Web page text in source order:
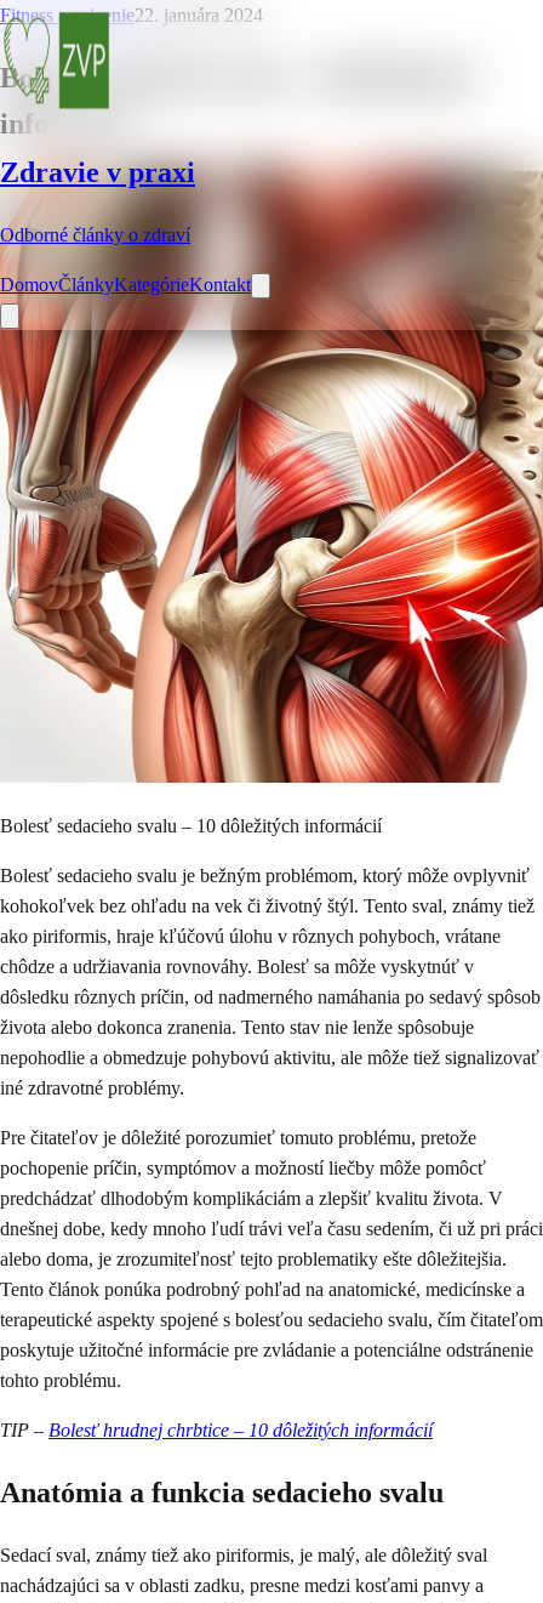
Zdravie v praxi
Odborné články o zdraví
DomovČlánkyKategórieKontakt
Fitness a cvicenie22. januára 2024
Bolesť sedacieho svalu – 10 dôležitých
informácií
Bolesť sedacieho svalu – 10 dôležitých informácií
Bolesť sedacieho svalu je bežným problémom, ktorý môže ovplyvniť
kohokoľvek bez ohľadu na vek či životný štýl. Tento sval, známy tiež
ako piriformis, hraje kľúčovú úlohu v rôznych pohyboch, vrátane
chôdze a udržiavania rovnováhy. Bolesť sa môže vyskytnúť v
dôsledku rôznych príčin, od nadmerného namáhania po sedavý spôsob
života alebo dokonca zranenia. Tento stav nie lenže spôsobuje
nepohodlie a obmedzuje pohybovú aktivitu, ale môže tiež signalizovať
iné zdravotné problémy.
Pre čitateľov je dôležité porozumieť tomuto problému, pretože
pochopenie príčin, symptómov a možností liečby môže pomôcť
predchádzať dlhodobým komplikáciám a zlepšiť kvalitu života. V
dnešnej dobe, kedy mnoho ľudí trávi veľa času sedením, či už pri práci
alebo doma, je zrozumiteľnosť tejto problematiky ešte dôležitejšia.
Tento článok ponúka podrobný pohľad na anatomické, medicínske a
terapeutické aspekty spojené s bolesťou sedacieho svalu, čím čitateľom
poskytuje užitočné informácie pre zvládanie a potenciálne odstránenie
tohto problému.
TIP – Bolesť hrudnej chrbtice – 10 dôležitých informácií
Anatómia a funkcia sedacieho svalu
Sedací sval, známy tiež ako piriformis, je malý, ale dôležitý sval
nachádzajúci sa v oblasti zadku, presne medzi kosťami panvy a